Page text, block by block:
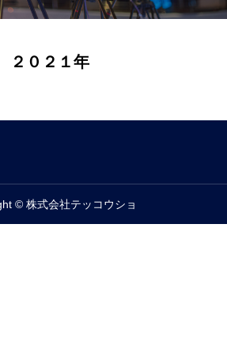
２０２１年
© 株式会社テッコウショ